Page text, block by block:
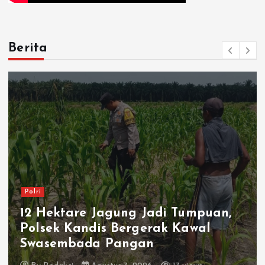
Berita
Polri
Sat Polairud Polresta Karawang
Evakuasi Jenazah Pria di Perairan
KKT1 Conductor